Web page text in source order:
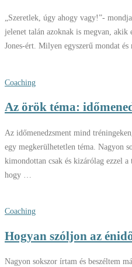
„Szeretlek, úgy ahogy vagy!”-
jelenet talán azoknak is megvan,
Jones-ért. Milyen egyszerű mondat
Coaching
Az örök téma:
Az időmenedzsment mind
egy megkerülhetetlen téma. Nagyon
kimondottan csak és kizárólag ezzel
hogy …
Coaching
Hogyan szóljon az
Nagyon sokszor írtam és beszéltem